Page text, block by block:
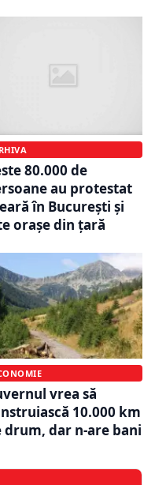
80.000 de
au protestat
în București și
orașe din țară
vrea să
10.000 km
drum, dar n-are bani